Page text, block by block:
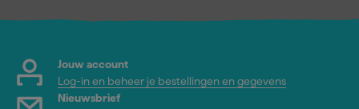
Jouw account
Log-in en beheer je bestellingen en gegevens
Nieuwsbrief